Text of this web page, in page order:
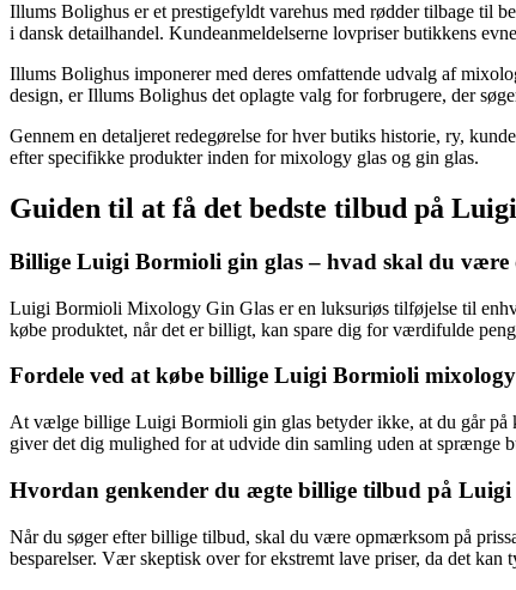
Illums Bolighus er et prestigefyldt varehus med rødder tilbage til
i dansk detailhandel. Kundeanmeldelserne lovpriser butikkens
Illums Bolighus imponerer med deres omfattende udvalg af
design, er Illums Bolighus det oplagte valg for forbrugere, der
Gennem en detaljeret redegørelse for hver butiks historie, ry,
efter specifikke produkter inden for mixology glas og gin glas.
Guiden til at få det bedste tilbud på
Billige Luigi Bormioli gin glas – hvad skal du
Luigi Bormioli Mixology Gin Glas er en luksuriøs tilføjelse til
købe produktet, når det er billigt, kan spare dig for værdifulde
Fordele ved at købe billige Luigi Bormioli
At vælge billige Luigi Bormioli gin glas betyder ikke, at du går på
giver det dig mulighed for at udvide din samling uden at sprænge
Hvordan genkender du ægte billige tilbud på
Når du søger efter billige tilbud, skal du være opmærksom på
besparelser. Vær skeptisk over for ekstremt lave priser, da det kan